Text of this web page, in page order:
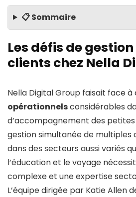
📋 Sommaire
Les défis de
clients chez Nella
Nella Digital Group faisait face à
opérationnelsconsidérables
d’accompagnement des
gestion simultanée de multiples
dans des secteurs aussi variés
l’éducation et le voyage
complexe et une expertise
L’équipe dirigée par Katie Allen